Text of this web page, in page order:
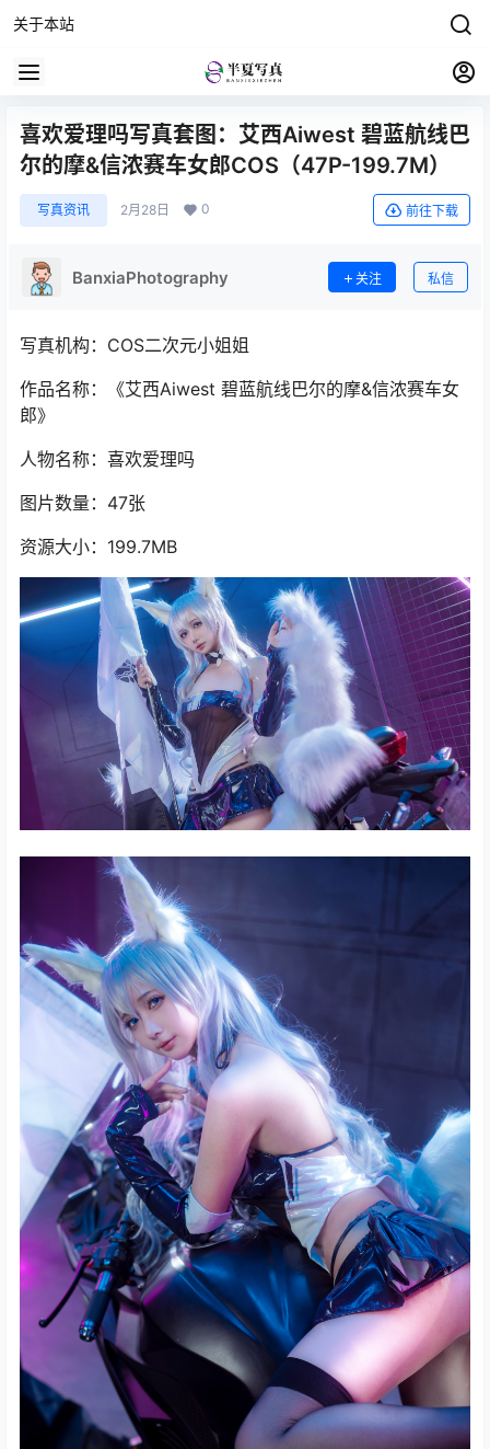
关于本站
喜欢爱理吗写真套图：艾西Aiwest 碧蓝航线巴
尔的摩&信浓赛车女郎COS（47P-199.7M）
写真资讯 2月28日 0 前往下载
BanxiaPhotography 关注 私信
写真机构：COS二次元小姐姐
作品名称：《艾西Aiwest 碧蓝航线巴尔的摩&信浓赛车女
郎》
人物名称：喜欢爱理吗
图片数量：47张
资源大小：199.7MB